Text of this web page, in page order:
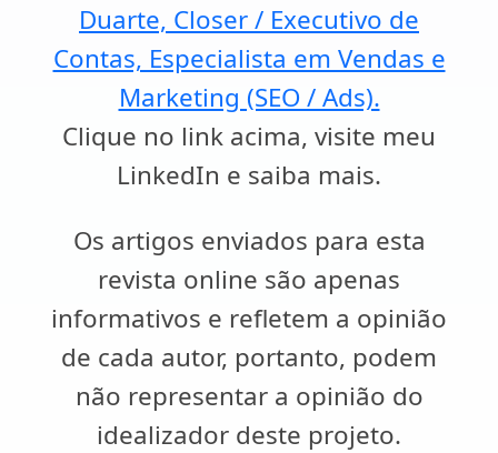
Duarte, Closer / Executivo de
Contas, Especialista em Vendas e
Marketing (SEO / Ads).
Clique no link acima, visite meu
LinkedIn e saiba mais.
Os artigos enviados para esta
revista online são apenas
informativos e refletem a opinião
de cada autor, portanto, podem
não representar a opinião do
idealizador deste projeto.